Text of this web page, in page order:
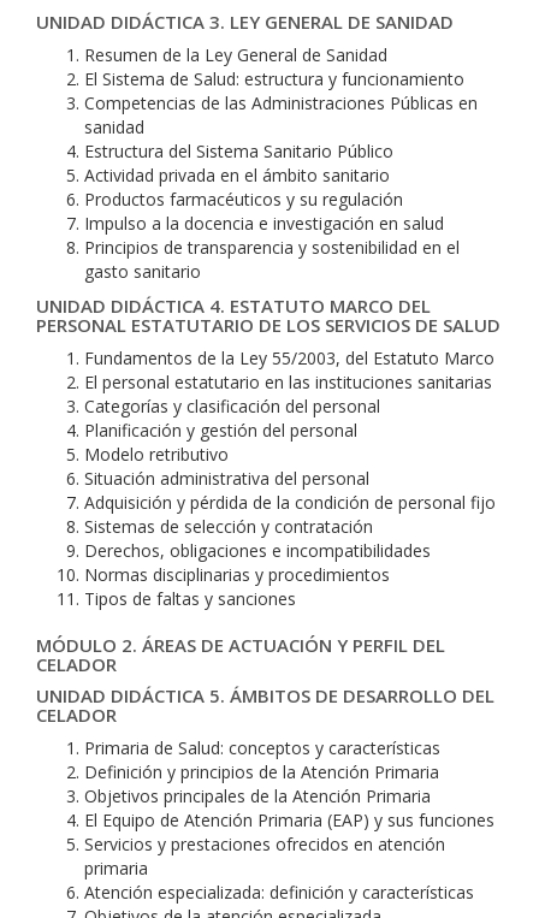
UNIDAD DIDÁCTICA 3. LEY GENERAL DE SANIDAD
Resumen de la Ley General de Sanidad
El Sistema de Salud: estructura y funcionamiento
Competencias de las Administraciones Públicas en
sanidad
Estructura del Sistema Sanitario Público
Actividad privada en el ámbito sanitario
Productos farmacéuticos y su regulación
Impulso a la docencia e investigación en salud
Principios de transparencia y sostenibilidad en el
gasto sanitario
UNIDAD DIDÁCTICA 4. ESTATUTO MARCO DEL
PERSONAL ESTATUTARIO DE LOS SERVICIOS DE SALUD
Fundamentos de la Ley 55/2003, del Estatuto Marco
El personal estatutario en las instituciones sanitarias
Categorías y clasificación del personal
Planificación y gestión del personal
Modelo retributivo
Situación administrativa del personal
Adquisición y pérdida de la condición de personal fijo
Sistemas de selección y contratación
Derechos, obligaciones e incompatibilidades
Normas disciplinarias y procedimientos
Tipos de faltas y sanciones
MÓDULO 2. ÁREAS DE ACTUACIÓN Y PERFIL DEL
CELADOR
UNIDAD DIDÁCTICA 5. ÁMBITOS DE DESARROLLO DEL
CELADOR
Primaria de Salud: conceptos y características
Definición y principios de la Atención Primaria
Objetivos principales de la Atención Primaria
El Equipo de Atención Primaria (EAP) y sus funciones
Servicios y prestaciones ofrecidos en atención
primaria
Atención especializada: definición y características